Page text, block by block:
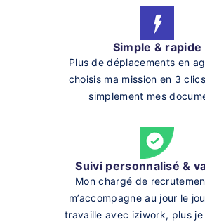
Simple & rapide
Plus de déplacements en
choisis ma mission en 3
simplement mes
Suivi personnalisé &
Mon chargé de
m’accompagne au jour le
travaille avec iziwork, plus